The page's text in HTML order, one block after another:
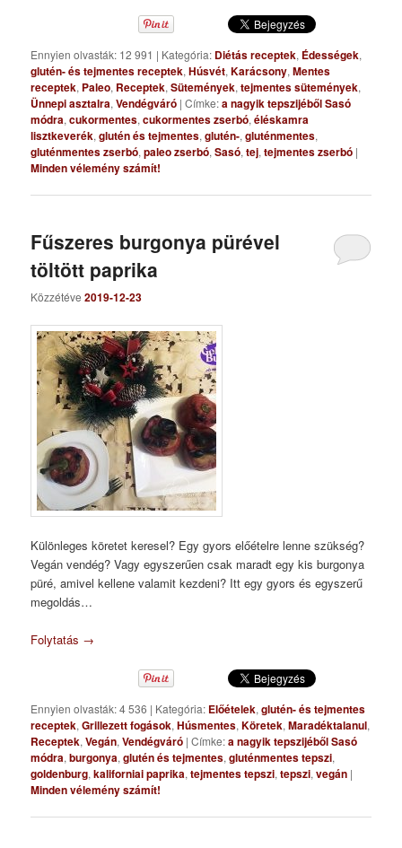
Ennyien olvasták: 12 991 | Kategória: Diétás receptek, Édességek,
glutén- és tejmentes receptek,Húsvét,Karácsony,Mentes
receptek, Paleo, Receptek,Sütemények,tejmentes sütemények,
Ünnepi asztalra,Vendégváró |Címke:a nagyik tepszijéből Sasó
módra,cukormentes,cukormentes zserbó,éléskamra
lisztkeverék,glutén és tejmentes,glutén-,gluténmentes,
gluténmentes zserbó,paleo zserbó,Sasó,tej,tejmentes zserbó |
Minden vélemény számít!
Fűszeres burgonya pürével
töltött paprika
Közzétéve2019-12-23
Különleges köretet keresel? Egy gyors előételre lenne szükség?
Vegán vendég? Vagy egyszerűen csak maradt egy kis burgonya
püré, amivel kellene valamit kezdeni? Itt egy gyors és egyszerű
megoldás…
Folytatás →
Ennyien olvasták: 4 536 | Kategória: Előételek,glutén- és tejmentes
receptek,Grillezett fogások,Húsmentes,Köretek,Maradéktalanul,
Receptek,Vegán,Vendégváró |Címke:a nagyik tepszijéből Sasó
módra,burgonya,glutén és tejmentes,gluténmentes tepszi,
goldenburg,kaliforniai paprika,tejmentes tepszi,tepszi,vegán |
Minden vélemény számít!